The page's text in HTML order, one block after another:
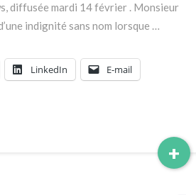
diffusée mardi 14 février . Monsieur
indignité sans nom lorsque …
+
LinkedIn E-mail